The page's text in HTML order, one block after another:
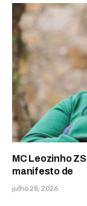
MC Leozinho
manifesto de
julho 28, 2026